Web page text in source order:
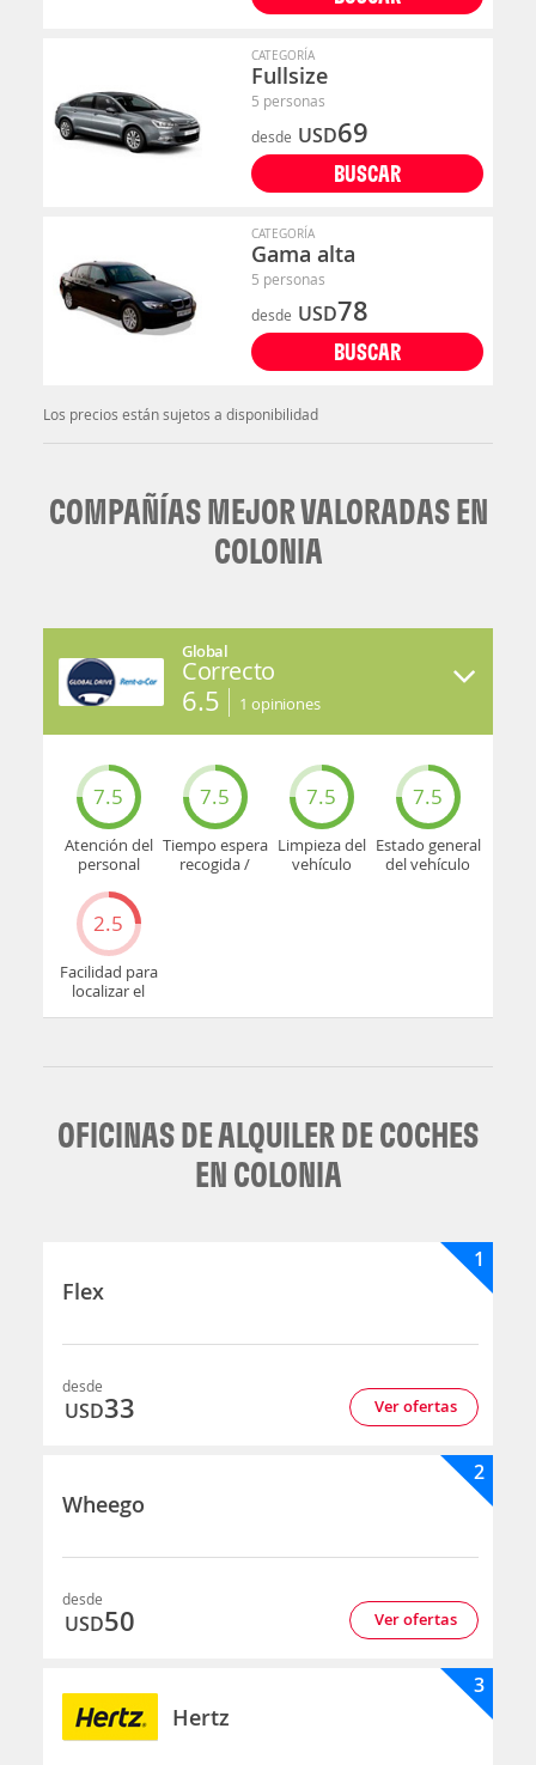
CATEGORÍA
Fullsize
5 personas
desde USD69
BUSCAR
CATEGORÍA
Gama alta
5 personas
desde USD78
BUSCAR
Los precios están sujetos a disponibilidad
COMPAÑÍAS MEJOR VALORADAS EN
COLONIA
Global
Correcto
6.5 1 opiniones
7.5
Atención del
personal
7.5
Tiempo espera
recogida /
7.5
Limpieza del
vehículo
7.5
Estado general
del vehículo
2.5
Facilidad para
localizar el
OFICINAS DE ALQUILER DE COCHES
EN COLONIA
Flex
1
desde
USD33 Ver ofertas
Wheego
2
desde
USD50 Ver ofertas
Hertz
3